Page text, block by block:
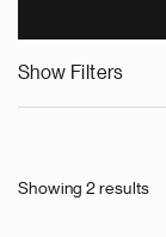
Show Filters
Showing 2 results